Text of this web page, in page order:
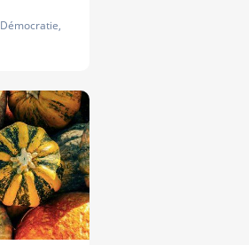
Démocratie,